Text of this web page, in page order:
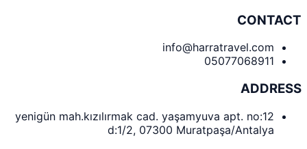
CONTACT
info@harratravel.com
05077068911
ADDRESS
yenigün mah.kızılırmak cad. yaşamyuva apt. no:12
d:1/2, 07300 Muratpaşa/Antalya